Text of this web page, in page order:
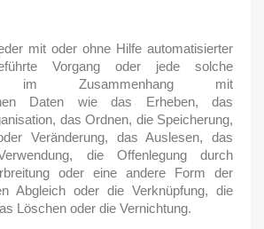
mit oder ohne Hilfe automatisierter
Vorgang oder jede solche
im Zusammenhang mit
Daten wie das Erheben, das
das Ordnen, die Speicherung,
Veränderung, das Auslesen, das
die Offenlegung durch
oder eine andere Form der
Abgleich oder die Verknüpfung, die
Löschen oder die Vernichtung.